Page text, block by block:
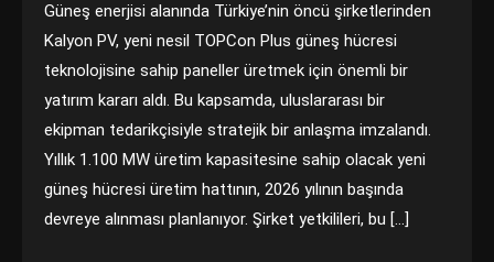
Güneş enerjisi alanında Türkiye’nin öncü şirketlerinden
Kalyon PV, yeni nesil TOPCon Plus güneş hücresi
teknolojisine sahip paneller üretmek için önemli bir
yatırım kararı aldı. Bu kapsamda, uluslararası bir
ekipman tedarikçisiyle stratejik bir anlaşma imzalandı.
Yıllık 1.100 MW üretim kapasitesine sahip olacak yeni
güneş hücresi üretim hattının, 2026 yılının başında
devreye alınması planlanıyor. Şirket yetkilileri, bu […]